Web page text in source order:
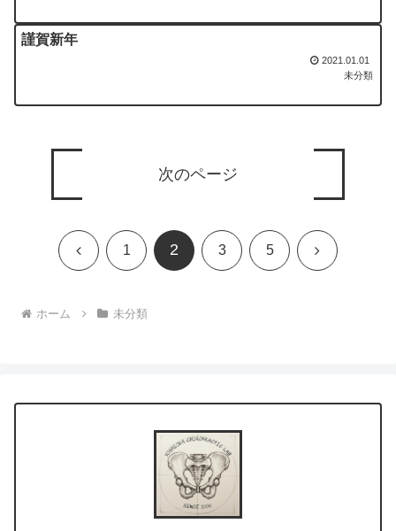
謹賀新年
2021.01.01
未分類
次のページ
前 1 2 3 5 次
ホーム 未分類